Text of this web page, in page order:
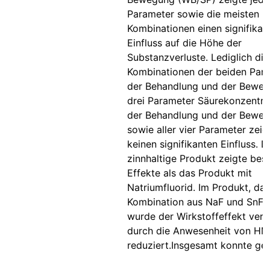
Parameter sowie die meisten
Kombinationen einen
Einfluss auf die Höhe der
Substanzverluste. Lediglich die
Kombinationen der beiden
der Behandlung und der
drei Parameter
der Behandlung und der
sowie aller vier Parameter
keinen signifikanten Einfluss.
zinnhaltige Produkt zeigte
Effekte als das Produkt mit
Natriumfluorid. Im Produkt,
Kombination aus NaF und
wurde der Wirkstoffeffekt
durch die Anwesenheit von
reduziert.Insgesamt konnte